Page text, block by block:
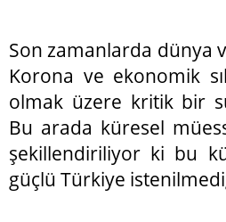
Son zamanlarda dünya
Korona ve ekonomik
olmak üzere kritik bir
Bu arada küresel
şekillendiriliyor ki bu
güçlü Türkiye